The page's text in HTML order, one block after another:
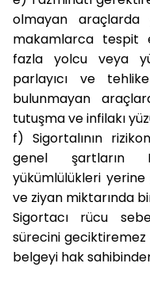
olmayan araçlarda
makamlarca tespit
fazla yolcu veya
parlayıcı ve
bulunmayan
tutuşma ve infilakı
f) Sigortalının
genel şartların
yükümlülükleri
ve ziyan miktarında
Sigortacı rücu
sürecini
belgeyi hak